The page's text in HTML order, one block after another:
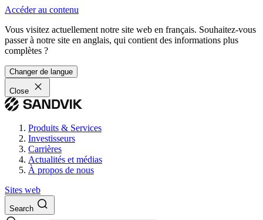
Accéder au contenu
Vous visitez actuellement notre site web en français. Souhaitez-vous
passer à notre site en anglais, qui contient des informations plus
complètes ?
Changer de langue
Close
Produits & Services
Investisseurs
Carrières
Actualités et médias
À propos de nous
Sites web
Search